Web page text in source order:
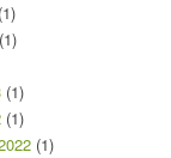
(1)
(1)
(1)
(1)
(1)